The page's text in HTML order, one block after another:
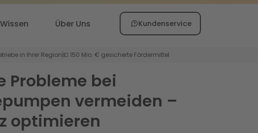
Über Uns Kundenservice
in Ihrer Region💶 150 Mio. € gesicherte Fördermittel
Probleme bei
vermeiden –
optimieren